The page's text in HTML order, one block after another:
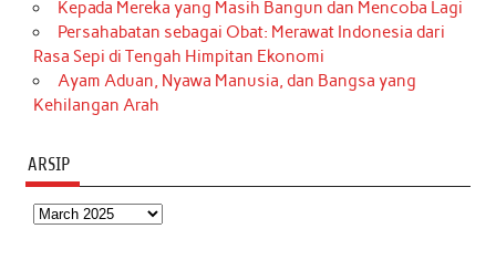
Kepada Mereka yang Masih Bangun dan Mencoba Lagi
Persahabatan sebagai Obat: Merawat Indonesia dari
Rasa Sepi di Tengah Himpitan Ekonomi
Ayam Aduan, Nyawa Manusia, dan Bangsa yang
Kehilangan Arah
ARSIP
Arsip